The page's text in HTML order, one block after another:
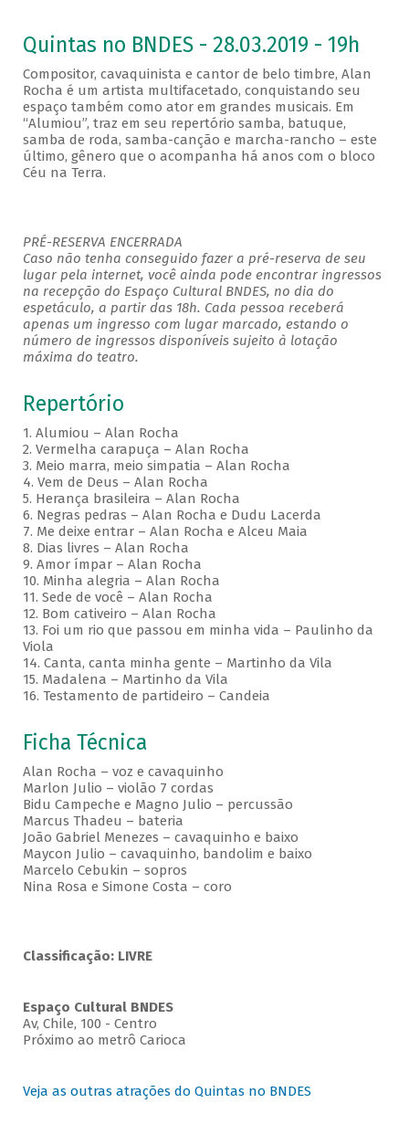
Quintas no BNDES - 28.03.2019 - 19h
Compositor, cavaquinista e cantor de belo timbre, Alan
Rocha é um artista multifacetado, conquistando seu
espaço também como ator em grandes musicais. Em
“Alumiou”, traz em seu repertório samba, batuque,
samba de roda, samba-canção e marcha-rancho – este
último, gênero que o acompanha há anos com o bloco
Céu na Terra.
PRÉ-RESERVA ENCERRADA
Caso não tenha conseguido fazer a pré-reserva de seu
lugar pela internet, você ainda pode encontrar ingressos
na recepção do Espaço Cultural BNDES, no dia do
espetáculo, a partir das 18h. Cada pessoa receberá
apenas um ingresso com lugar marcado, estando o
número de ingressos disponíveis sujeito à lotação
máxima do teatro.
Repertório
1. Alumiou – Alan Rocha
2. Vermelha carapuça – Alan Rocha
3. Meio marra, meio simpatia – Alan Rocha
4. Vem de Deus – Alan Rocha
5. Herança brasileira – Alan Rocha
6. Negras pedras – Alan Rocha e Dudu Lacerda
7. Me deixe entrar – Alan Rocha e Alceu Maia
8. Dias livres – Alan Rocha
9. Amor ímpar – Alan Rocha
10. Minha alegria – Alan Rocha
11. Sede de você – Alan Rocha
12. Bom cativeiro – Alan Rocha
13. Foi um rio que passou em minha vida – Paulinho da
Viola
14. Canta, canta minha gente – Martinho da Vila
15. Madalena – Martinho da Vila
16. Testamento de partideiro – Candeia
Ficha Técnica
Alan Rocha – voz e cavaquinho
Marlon Julio – violão 7 cordas
Bidu Campeche e Magno Julio – percussão
Marcus Thadeu – bateria
João Gabriel Menezes – cavaquinho e baixo
Maycon Julio – cavaquinho, bandolim e baixo
Marcelo Cebukin – sopros
Nina Rosa e Simone Costa – coro
Classificação: LIVRE
Espaço Cultural BNDES
Av, Chile, 100 - Centro
Próximo ao metrô Carioca
Veja as outras atrações do Quintas no BNDES